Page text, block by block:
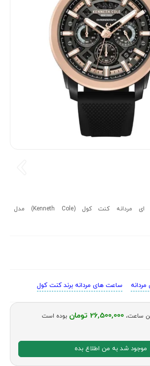
ساعت مچی عقربه ای مردانه کنت کول (Kenneth Cole) مدل
ساعت های مردانه برند کنت کول
ساعت، 26,500,000 تومان بوده است
موجود شد به من اطلاع بده